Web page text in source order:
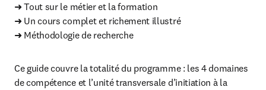
➜ Tout sur le métier et la formation
➜ Un cours complet et richement illustré
➜ Méthodologie de recherche
Ce guide couvre la totalité du programme : les 4 domaines
de compétence et l’unité transversale d’initiation à la